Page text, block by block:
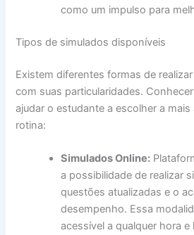
como um impulso para
Tipos de simulados disponíveis
Existem diferentes formas de
com suas particularidades.
ajudar o estudante a escolher a mais
rotina:
Simulados Online:
a possibilidade de realizar
questões atualizadas e o
desempenho. Essa
acessível a qualquer hora e